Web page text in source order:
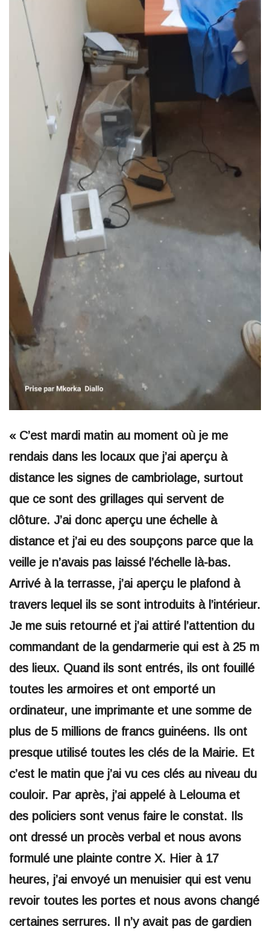
« C’est mardi matin au moment où je me
rendais dans les locaux que j’ai aperçu à
distance les signes de cambriolage, surtout
que ce sont des grillages qui servent de
clôture. J’ai donc aperçu une échelle à
distance et j’ai eu des soupçons parce que la
veille je n’avais pas laissé l’échelle là-bas.
Arrivé à la terrasse, j’ai aperçu le plafond à
travers lequel ils se sont introduits à l’intérieur.
Je me suis retourné et j’ai attiré l’attention du
commandant de la gendarmerie qui est à 25 m
des lieux. Quand ils sont entrés, ils ont fouillé
toutes les armoires et ont emporté un
ordinateur, une imprimante et une somme de
plus de 5 millions de francs guinéens. Ils ont
presque utilisé toutes les clés de la Mairie. Et
c’est le matin que j’ai vu ces clés au niveau du
couloir. Par après, j’ai appelé à Lelouma et
des policiers sont venus faire le constat. Ils
ont dressé un procès verbal et nous avons
formulé une plainte contre X. Hier à 17
heures, j’ai envoyé un menuisier qui est venu
revoir toutes les portes et nous avons changé
certaines serrures. Il n’y avait pas de gardien